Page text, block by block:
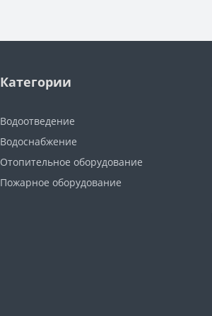
Категории
Водоотведение
Водоснабжение
Отопительное оборудование
Пожарное оборудование